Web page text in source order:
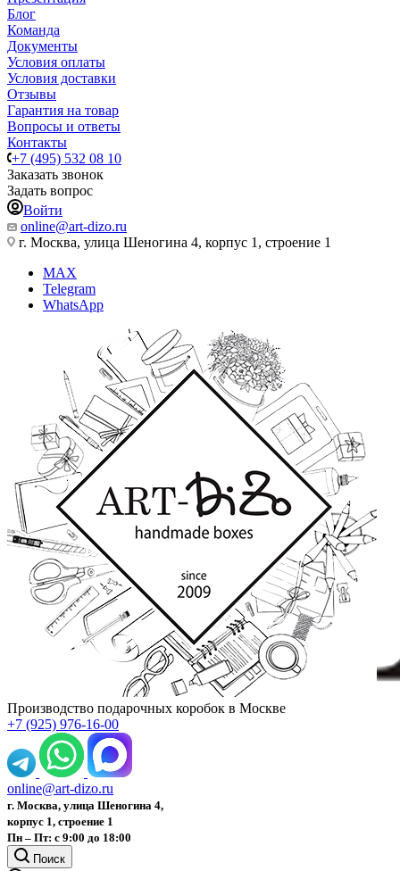
Блог
Команда
Документы
Условия оплаты
Условия доставки
Отзывы
Гарантия на товар
Вопросы и ответы
Контакты
+7 (495) 532 08 10
Заказать звонок
Задать вопрос
Войти
online@art-dizo.ru
г. Москва, улица Шеногина 4, корпус 1, строение 1
MAX
Telegram
WhatsApp
Производство подарочных коробок в Москве
+7 (925) 976-16-00
online@art-dizo.ru
г. Москва, улица Шеногина 4,
корпус 1, строение 1
Пн – Пт: с 9:00 до 18:00
Поиск